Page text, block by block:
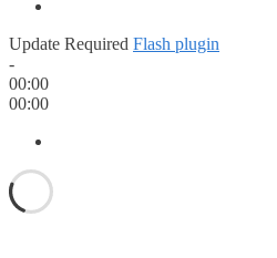
Update Required Flash plugin
-
00:00
00:00